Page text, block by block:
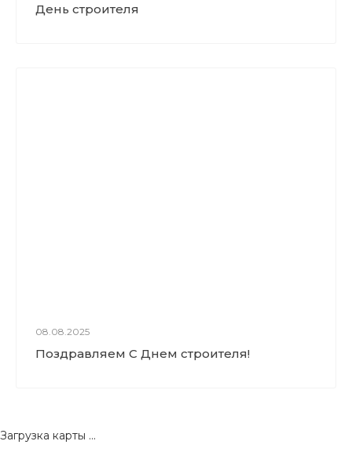
День строителя
08.08.2025
Поздравляем С Днем строителя!
Загрузка карты ...